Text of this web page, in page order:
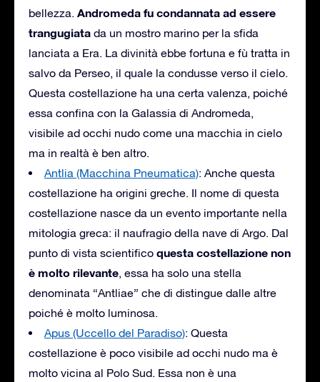
bellezza. Andromeda fu condannata ad essere
trangugiata da un mostro marino per la sfida
lanciata a Era. La divinità ebbe fortuna e fù tratta in
salvo da Perseo, il quale la condusse verso il cielo.
Questa costellazione ha una certa valenza, poiché
essa confina con la Galassia di Andromeda,
visibile ad occhi nudo come una macchia in cielo
ma in realtà è ben altro.
Antlia (Macchina Pneumatica): Anche questa
costellazione ha origini greche. Il nome di questa
costellazione nasce da un evento importante nella
mitologia greca: il naufragio della nave di Argo. Dal
punto di vista scientifico questa costellazione non
è molto rilevante, essa ha solo una stella
denominata “Antliae” che di distingue dalle altre
poiché è molto luminosa.
Apus (Uccello del Paradiso): Questa
costellazione è poco visibile ad occhi nudo ma è
molto vicina al Polo Sud. Essa non è una